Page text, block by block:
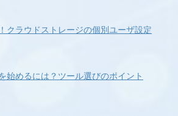
クラウドストレージの個別ユーザ設定
始めるには？ツール選びのポイント